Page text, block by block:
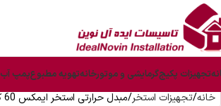
تجهیزات پکیجگرمایشی و موتورخانهتهویه مطبوعپمپ آب
خانه تجهیزات استخر مبدل حرارتی استخر ایمکس 60 کیلووات مدل HE60